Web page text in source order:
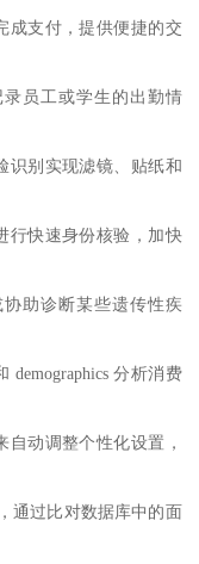
成支付，提供便捷的交
员工或学生的出勤情
识别实现滤镜、贴纸和
行快速身份核验，加快
助诊断某些遗传性疾
分析消费
动调整个性化设置，
通过比对数据库中的面